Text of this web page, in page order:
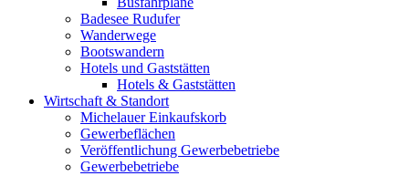
Badesee Rudufer
Wanderwege
Bootswandern
Hotels und Gaststätten
Hotels & Gaststätten
Wirtschaft & Standort
Michelauer Einkaufskorb
Gewerbeflächen
Veröffentlichung Gewerbebetriebe
Gewerbebetriebe